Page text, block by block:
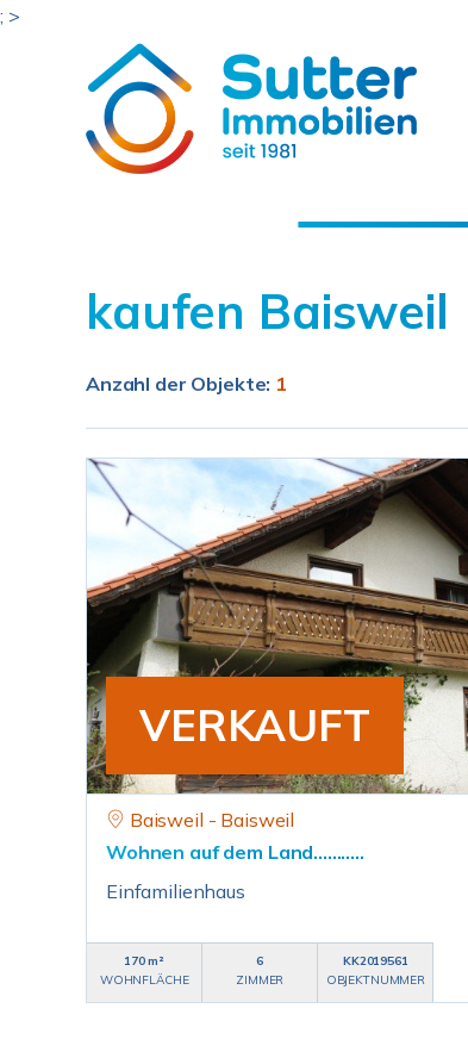
; >
kaufen Baisweil
Anzahl der Objekte: 1
VERKAUFT
Baisweil - Baisweil
Wohnen auf dem Land...........
Einfamilienhaus
170 m²
WOHNFLÄCHE
6
ZIMMER
KK2019561
OBJEKTNUMMER